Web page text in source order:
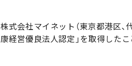
株式会社マイネット（東京都港区、
康経営優良法人認定」を取得した